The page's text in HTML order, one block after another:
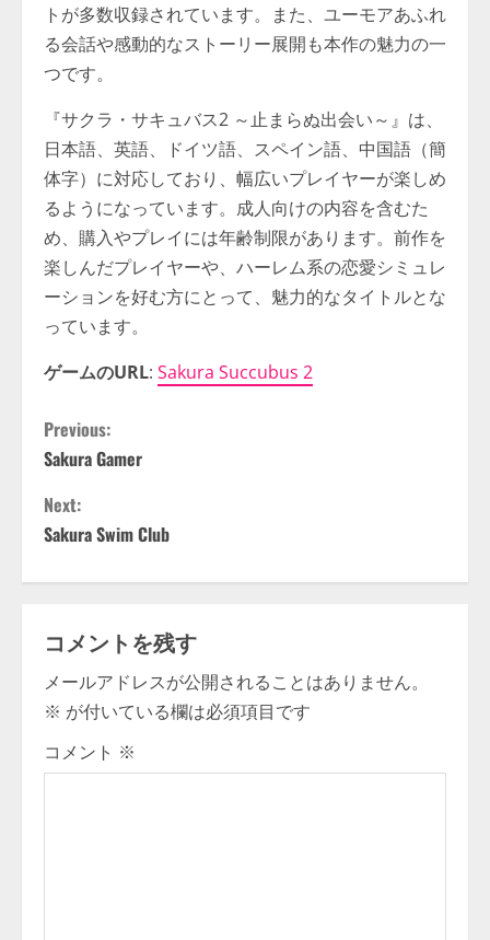
トが多数収録されています。また、ユーモアあふれ
る会話や感動的なストーリー展開も本作の魅力の一
つです。
『サクラ・サキュバス2 ～止まらぬ出会い～』は、
日本語、英語、ドイツ語、スペイン語、中国語（簡
体字）に対応しており、幅広いプレイヤーが楽しめ
るようになっています。成人向けの内容を含むた
め、購入やプレイには年齢制限があります。前作を
楽しんだプレイヤーや、ハーレム系の恋愛シミュレ
ーションを好む方にとって、魅力的なタイトルとな
っています。
ゲームのURL: Sakura Succubus 2
C
o
n
t
n
u
e
Previous:
Sakura Gamer
Next:
Sakura Swim Club
コメントを残す
メールアドレスが公開されることはありません。
※ が付いている欄は必須項目です
コメント ※